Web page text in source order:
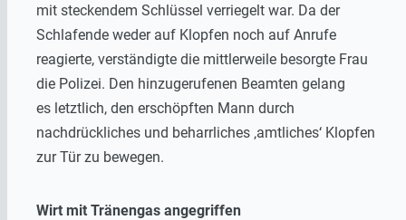
mit steckendem Schlüssel verriegelt war. Da der
Schlafende weder auf Klopfen noch auf Anrufe
reagierte, verständigte die mittlerweile besorgte Frau
die Polizei. Den hinzugerufenen Beamten gelang
es letztlich, den erschöpften Mann durch
nachdrückliches und beharrliches ‚amtliches‘ Klopfen
zur Tür zu bewegen.
Wirt mit Tränengas angegriffen